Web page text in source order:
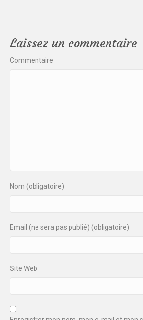
Laissez un commentaire
Commentaire
Nom (obligatoire)
Email (ne sera pas publié) (obligatoire)
Site Web